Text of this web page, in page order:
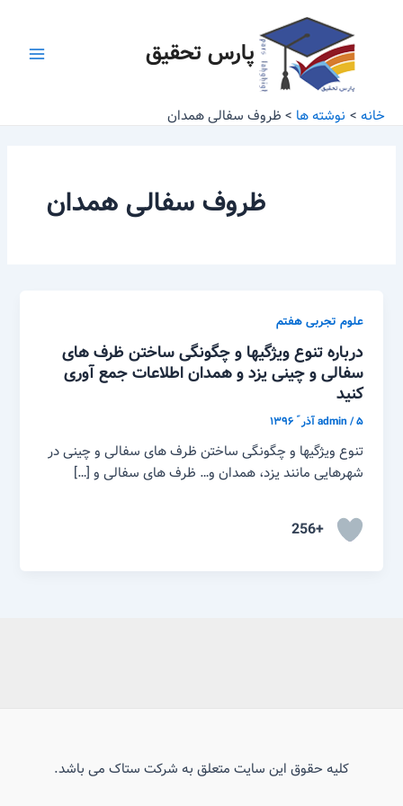
پارس تحقیق
خانه نوشته ها ظروف سفالی همدان
ظروف سفالی همدان
علوم تجربی هفتم
درباره تنوع ویژگیها و چگونگی ساختن ظرف های
سفالی و چینی یزد و همدان اطلاعات جمع آوری
کنید
admin/۵ آذر ّ ۱۳۹۶
تنوع ویژگیها و چگونگی ساختن ظرف های سفالی و چینی در
شهرهایی مانند یزد، همدان و… ظرف های سفالی و […]
+256
کلیه حقوق این سایت متعلق به شرکت ستاک می باشد.